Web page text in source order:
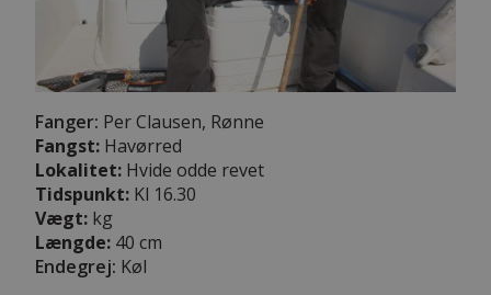
Fanger: Per Clausen, Rønne
Fangst: Havørred
Lokalitet: Hvide odde revet
Tidspunkt: Kl 16.30
Vægt: kg
Længde: 40 cm
Endegrej: Køl